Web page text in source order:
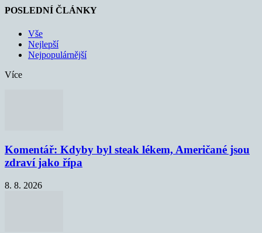
POSLEDNÍ ČLÁNKY
Vše
Nejlepší
Nejpopulárnější
Více
Komentář: Kdyby byl steak lékem, Američané jsou
zdraví jako řípa
8. 8. 2026